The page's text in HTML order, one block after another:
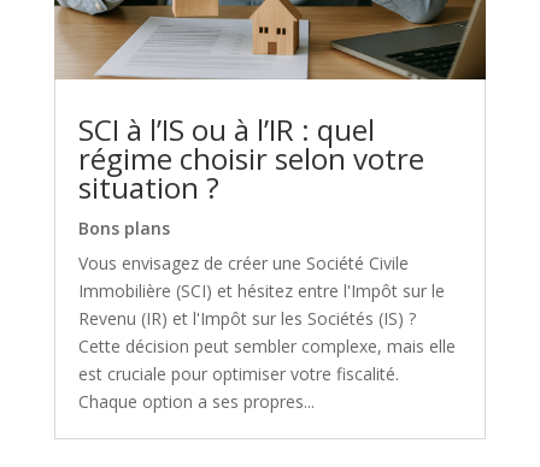
SCI à l’IS ou à l’IR : quel
régime choisir selon votre
situation ?
Bons plans
Vous envisagez de créer une Société Civile
Immobilière (SCI) et hésitez entre l'Impôt sur le
Revenu (IR) et l'Impôt sur les Sociétés (IS) ?
Cette décision peut sembler complexe, mais elle
est cruciale pour optimiser votre fiscalité.
Chaque option a ses propres...